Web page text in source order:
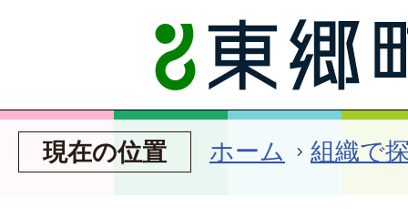
現在の位置 ホーム 組織で